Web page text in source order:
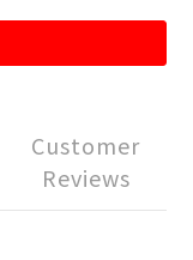
Customer
Reviews